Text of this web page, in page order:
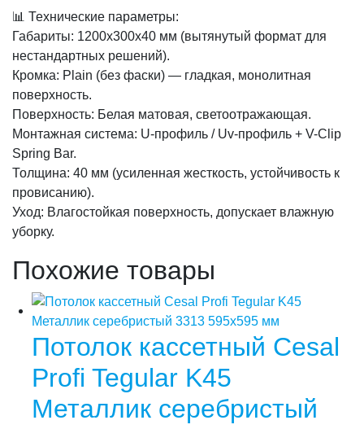
📊 Технические параметры:
Габариты: 1200х300х40 мм (вытянутый формат для
нестандартных решений).
Кромка: Plain (без фаски) — гладкая, монолитная
поверхность.
Поверхность: Белая матовая, светоотражающая.
Монтажная система: U-профиль / Uv-профиль + V-Clip
Spring Bar.
Толщина: 40 мм (усиленная жесткость, устойчивость к
провисанию).
Уход: Влагостойкая поверхность, допускает влажную
уборку.
Похожие товары
Потолок кассетный Cesal
Profi Tegular K45
Металлик серебристый